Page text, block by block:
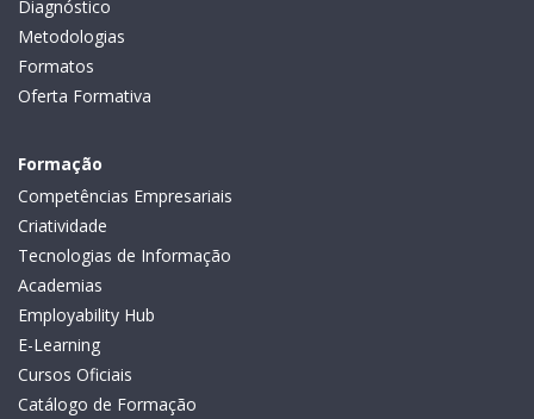
Diagnóstico
Metodologias
Formatos
Oferta Formativa
Formação
Competências Empresariais
Criatividade
Tecnologias de Informação
Academias
Employability Hub
E-Learning
Cursos Oficiais
Catálogo de Formação